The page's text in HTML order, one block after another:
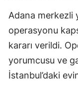
Adana merkezli
operasyonu
kararı verildi.
yorumcusu ve
İstanbul’daki